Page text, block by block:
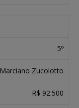
5º
Marciano Zucolotto
R$ 92.500